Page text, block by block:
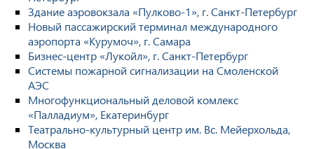
Здание аэровокзала «Пулково-1», г. Санкт-Петербург
Новый пассажирский терминал международного
аэропорта «Курумоч», г. Самара
Бизнес-центр «Лукойл», г. Санкт-Петербург
Системы пожарной сигнализации на Смоленской
АЭС
Многофункциональный деловой комлекс
«Палладиум», Екатеринбург
Театрально-культурный центр им. Вс. Мейерхольда,
Москва